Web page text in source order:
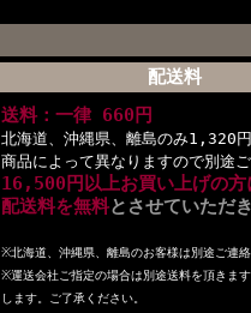
配送料
送料：一律 660円
北海道、沖縄県、離島のみ1,320
商品によって異なりますので別途
16,500円以上お買い上げの方
配送料を無料とさせていただ
※北海道、沖縄県、離島のお客様は別途ご連
※運送会社ご指定の場合は別途送料を頂きま
します。ご了承ください。